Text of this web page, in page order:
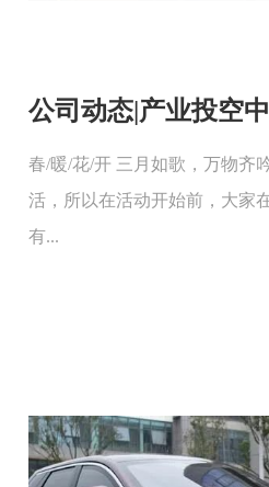
公司动态|产业投空
春/暖/花/开 三月如歌，万物齐
活，所以在活动开始前，大家
有...